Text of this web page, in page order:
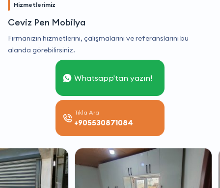
Hizmetlerimiz
Ceviz Pen Mobilya
Firmanızın hizmetlerini, çalışmalarını ve referanslarını bu
alanda görebilirsiniz.
Whatsapp'tan yazın!
Tıkla Ara
+905530871084